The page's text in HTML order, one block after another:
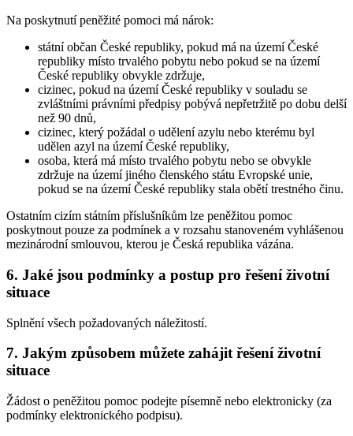
Na poskytnutí peněžité pomoci má nárok:
státní občan České republiky, pokud má na území České
republiky místo trvalého pobytu nebo pokud se na území
České republiky obvykle zdržuje,
cizinec, pokud na území České republiky v souladu se
zvláštními právními předpisy pobývá nepřetržitě po dobu delší
než 90 dnů,
cizinec, který požádal o udělení azylu nebo kterému byl
udělen azyl na území České republiky,
osoba, která má místo trvalého pobytu nebo se obvykle
zdržuje na území jiného členského státu Evropské unie,
pokud se na území České republiky stala obětí trestného činu.
Ostatním cizím státním příslušníkům lze peněžitou pomoc
poskytnout pouze za podmínek a v rozsahu stanoveném vyhlášenou
mezinárodní smlouvou, kterou je Česká republika vázána.
6. Jaké jsou podmínky a postup pro řešení životní
situace
Splnění všech požadovaných náležitostí.
7. Jakým způsobem můžete zahájit řešení životní
situace
Žádost o peněžitou pomoc podejte písemně nebo elektronicky (za
podmínky elektronického podpisu).